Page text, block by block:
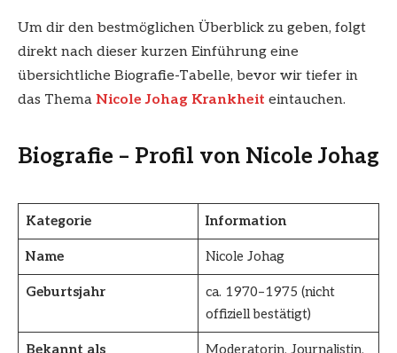
Um dir den bestmöglichen Überblick zu geben, folgt
direkt nach dieser kurzen Einführung eine
übersichtliche Biografie-Tabelle, bevor wir tiefer in
das Thema Nicole Johag Krankheit eintauchen.
Biografie – Profil von Nicole Johag
Kategorie Information
Name Nicole Johag
Geburtsjahr
ca. 1970–1975 (nicht
offiziell bestätigt)
Bekannt als
Moderatorin, Journalistin,